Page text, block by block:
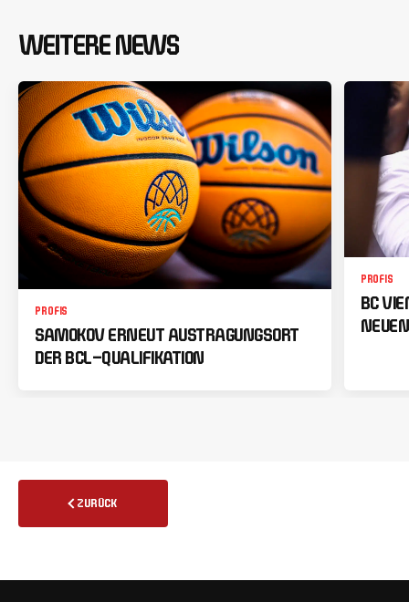
WEITERE NEWS
PROFIS
SAMOKOV ERNEUT AUSTRAGUNGSORT
DER BCL-QUALIFIKATION
PROFIS
BC
ZURÜCK